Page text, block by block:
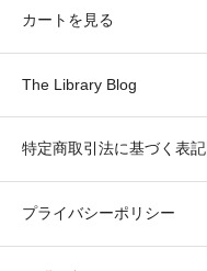
カートを見る
The Library Blog
特定商取引法に基づく表記
プライバシーポリシー